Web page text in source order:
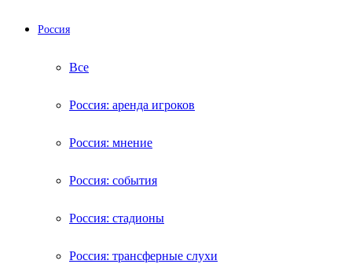
Россия
Все
Россия: аренда игроков
Россия: мнение
Россия: события
Россия: стадионы
Россия: трансферные слухи